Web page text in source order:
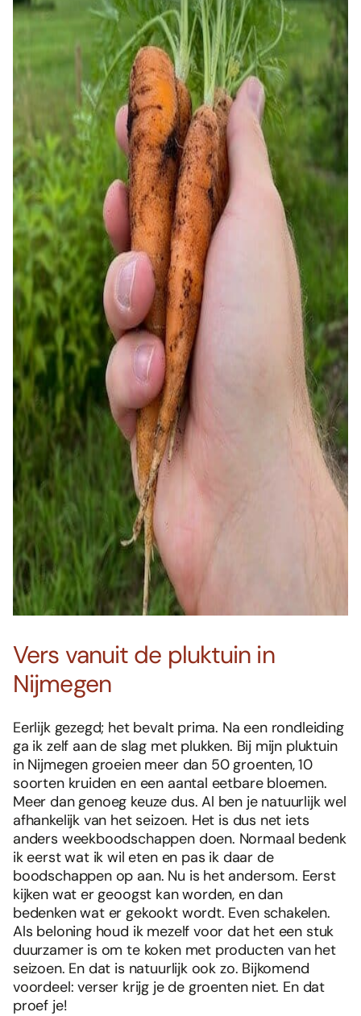
Vers vanuit de pluktuin in
Nijmegen
Eerlijk gezegd; het bevalt prima. Na een rondleiding
ga ik zelf aan de slag met plukken. Bij mijn pluktuin
in Nijmegen groeien meer dan 50 groenten, 10
soorten kruiden en een aantal eetbare bloemen.
Meer dan genoeg keuze dus. Al ben je natuurlijk wel
afhankelijk van het seizoen. Het is dus net iets
anders weekboodschappen doen. Normaal bedenk
ik eerst wat ik wil eten en pas ik daar de
boodschappen op aan. Nu is het andersom. Eerst
kijken wat er geoogst kan worden, en dan
bedenken wat er gekookt wordt. Even schakelen.
Als beloning houd ik mezelf voor dat het een stuk
duurzamer is om te koken met producten van het
seizoen. En dat is natuurlijk ook zo. Bijkomend
voordeel: verser krijg je de groenten niet. En dat
proef je!